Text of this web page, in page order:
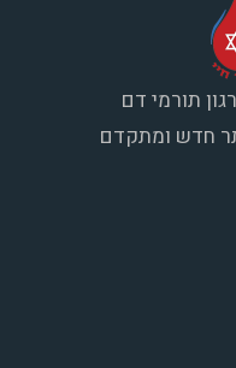
תורמי דם
חדש ומתקדם